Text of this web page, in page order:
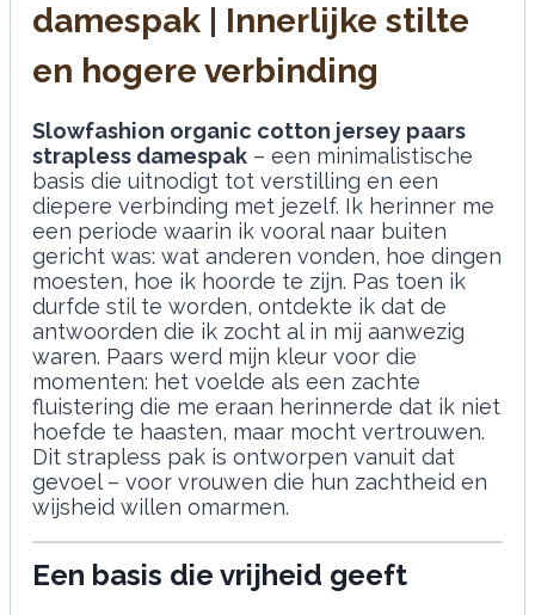
damespak | Innerlijke stilte
en hogere verbinding
Slowfashion organic cotton jersey paars
strapless damespak – een minimalistische
basis die uitnodigt tot verstilling en een
diepere verbinding met jezelf. Ik herinner me
een periode waarin ik vooral naar buiten
gericht was: wat anderen vonden, hoe dingen
moesten, hoe ik hoorde te zijn. Pas toen ik
durfde stil te worden, ontdekte ik dat de
antwoorden die ik zocht al in mij aanwezig
waren. Paars werd mijn kleur voor die
momenten: het voelde als een zachte
fluistering die me eraan herinnerde dat ik niet
hoefde te haasten, maar mocht vertrouwen.
Dit strapless pak is ontworpen vanuit dat
gevoel – voor vrouwen die hun zachtheid en
wijsheid willen omarmen.
Een basis die vrijheid geeft